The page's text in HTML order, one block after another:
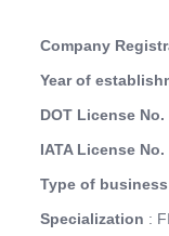
Company
Year of
DOT License No.
IATA License No.
Type of business
Specialization :